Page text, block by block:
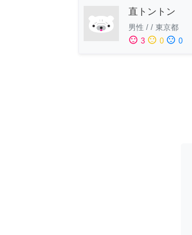
直トントン
男性 / / 東京都
sentiment_satisfied 3 sentiment_neutral 0 sentiment_dissatisfied 0